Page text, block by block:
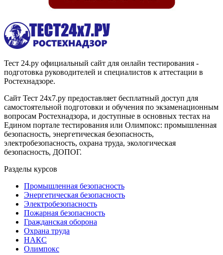
Тест 24.ру официальный сайт для онлайн тестирования -
подготовка руководителей и специалистов к аттестации в
Ростехнадзоре.
Сайт Тест 24х7.ру предоставляет бесплатный доступ для
самостоятельной подготовки и обучения по экзаменационным
вопросам Ростехнадзора, и доступные в основных тестах на
Едином портале тестирования или Олимпокс: промышленная
безопасность, энергетическая безопасность,
электробезопасность, охрана труда, экологическая
безопасность, ДОПОГ.
Разделы курсов
Промышленная безопасность
Энергетическая безопасность
Электробезопасность
Пожарная безопасность
Гражданская оборона
Охрана труда
НАКС
Олимпокс